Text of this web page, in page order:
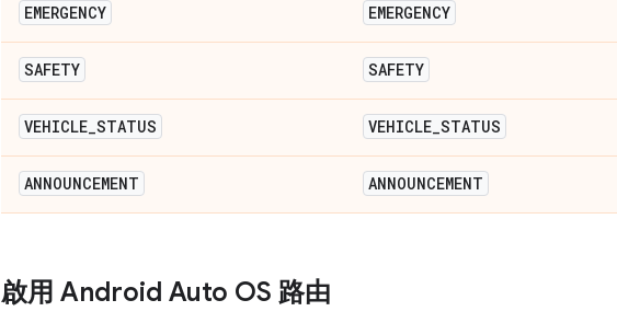
EMERGENCY EMERGENCY
SAFETY SAFETY
VEHICLE_STATUS VEHICLE_STATUS
ANNOUNCEMENT ANNOUNCEMENT
啟用 Android Auto OS 路由